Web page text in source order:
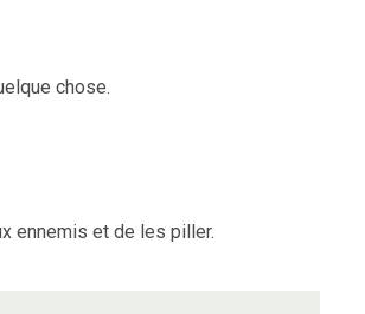
chose.
ennemis et de les piller.